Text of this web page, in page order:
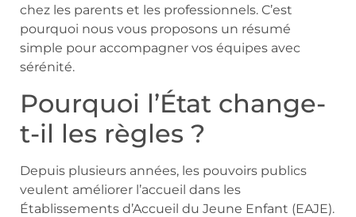
chez les parents et les professionnels. C’est
pourquoi nous vous proposons un résumé
simple pour accompagner vos équipes avec
sérénité.
Pourquoi l’État change-
t-il les règles ?
Depuis plusieurs années, les pouvoirs publics
veulent améliorer l’accueil dans les
Établissements d’Accueil du Jeune Enfant (EAJE).